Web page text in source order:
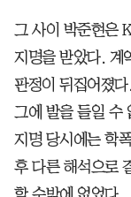
그 사이 박준현은
지명을 받았다. 계
판정이 뒤집어졌
그에 발을 들일 수
지명 당시에는 학
후 다른 해석으로